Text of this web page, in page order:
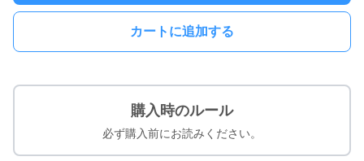
カートに追加する
購入時のルール
必ず購入前にお読みください。